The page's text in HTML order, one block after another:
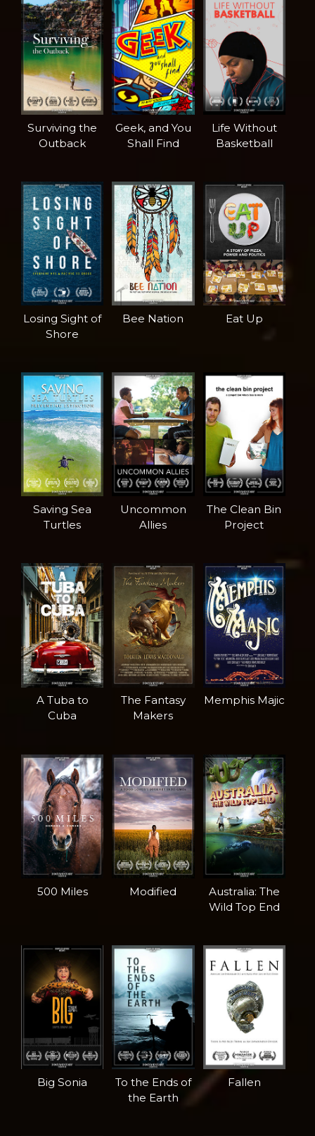
Surviving the
Outback
Geek, and You
Shall Find
Life Without
Basketball
Losing Sight of
Shore
Bee Nation Eat Up
Saving Sea
Turtles
Uncommon
Allies
The Clean Bin
Project
A Tuba to
Cuba
The Fantasy
Makers
Memphis Majic
500 Miles Modified
Australia: The
Wild Top End
Big Sonia
To the Ends of
the Earth
Fallen